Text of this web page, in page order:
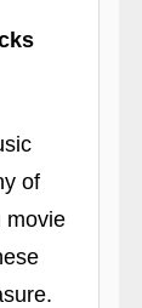
of
movie